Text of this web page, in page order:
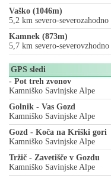
Vaško (1046m)
5,2 km severo-severozahodno
Kamnek (873m)
5,7 km severo-severovzhodno
GPS sledi
- Pot treh zvonov
Kamniško Savinjske Alpe
Golnik - Vas Gozd
Kamniško Savinjske Alpe
Gozd - Koča na Kriški gori
Kamniško Savinjske Alpe
Tržič - Zavetišče v Gozdu
Kamniško Savinjske Alpe